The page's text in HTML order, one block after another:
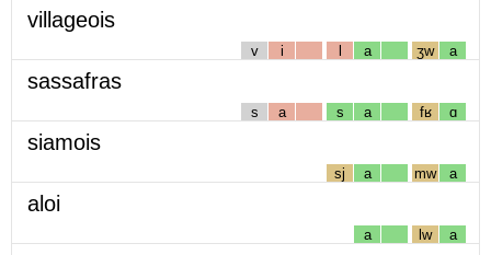
villageois
v i l a ʒw a
sassafras
s a s a fʁ ɑ
siamois
sj a mw a
aloi
a lw a